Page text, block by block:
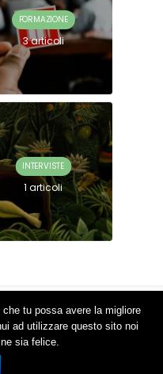
FORMAZIONE
3 articoli
INTERVISTE
1 articoli
per garantirti una migliore
tu possa avere la migliore
ad utilizzare questo sito noi
sia felice.